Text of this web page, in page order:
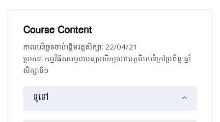
Course Content
កាលបរិច្ឆេទចាប់ផ្ដើមវគ្គសិក្សា: 22/04/21
ប្រភេទ: កម្មវិធី​សមមូល​មធ្យម​សិក្សា​បឋមភូមិ​អប់រំ​ក្រៅ​ប្រព័ន្ធ​ ឆ្នាំ​
សិក្សា​ទី​១
គ្រោងប្រធានបទ
ទូទៅ